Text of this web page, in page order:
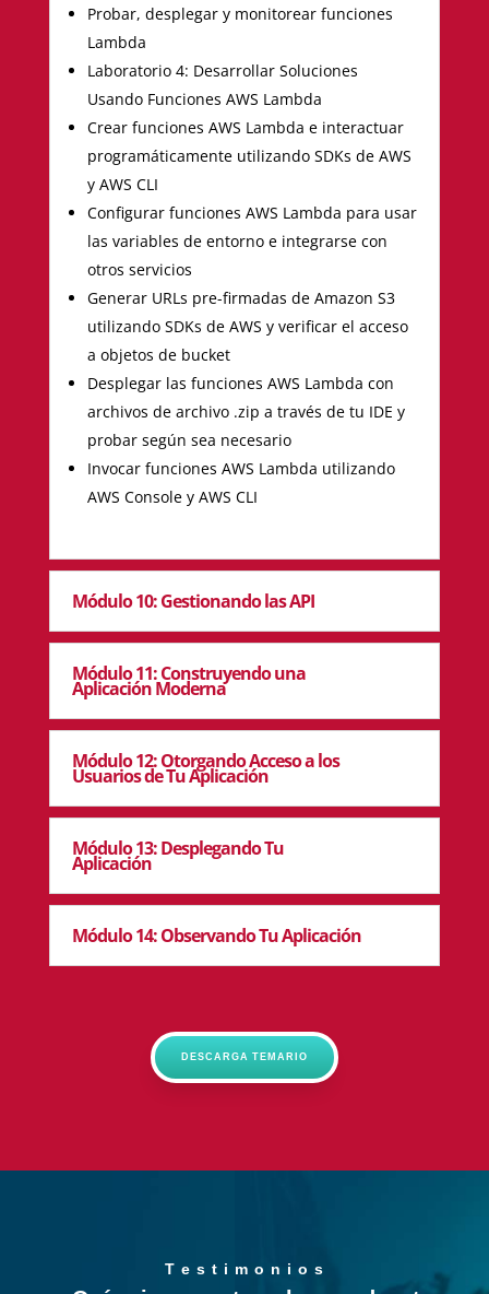
Probar, desplegar y monitorear funciones
Lambda
Laboratorio 4: Desarrollar Soluciones
Usando Funciones AWS Lambda
Crear funciones AWS Lambda e interactuar
programáticamente utilizando SDKs de AWS
y AWS CLI
Configurar funciones AWS Lambda para usar
las variables de entorno e integrarse con
otros servicios
Generar URLs pre-firmadas de Amazon S3
utilizando SDKs de AWS y verificar el acceso
a objetos de bucket
Desplegar las funciones AWS Lambda con
archivos de archivo .zip a través de tu IDE y
probar según sea necesario
Invocar funciones AWS Lambda utilizando
AWS Console y AWS CLI
Módulo 10: Gestionando las API
Módulo 11: Construyendo una
Aplicación Moderna
Módulo 12: Otorgando Acceso a los
Usuarios de Tu Aplicación
Módulo 13: Desplegando Tu
Aplicación
Módulo 14: Observando Tu Aplicación
DESCARGA TEMARIO
T e s t i m o n i o s